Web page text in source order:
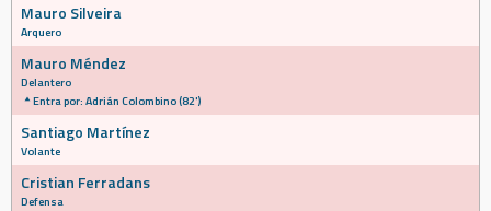
Mauro Silveira
Arquero
Mauro Méndez
Delantero
Entra por: Adrián Colombino (82')
Santiago Martínez
Volante
Cristian Ferradans
Defensa